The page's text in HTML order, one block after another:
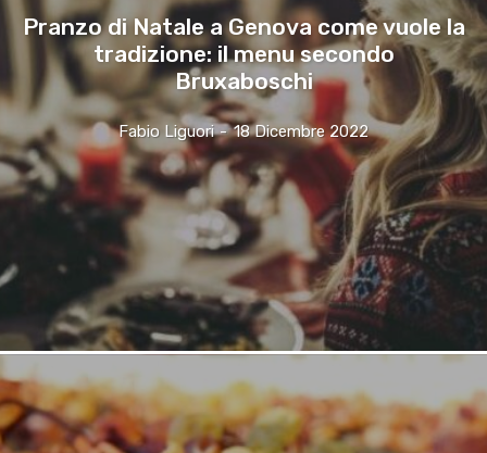
Pranzo di Natale a Genova come vuole la
tradizione: il menu secondo
Bruxaboschi
Fabio Liguori - 18 Dicembre 2022